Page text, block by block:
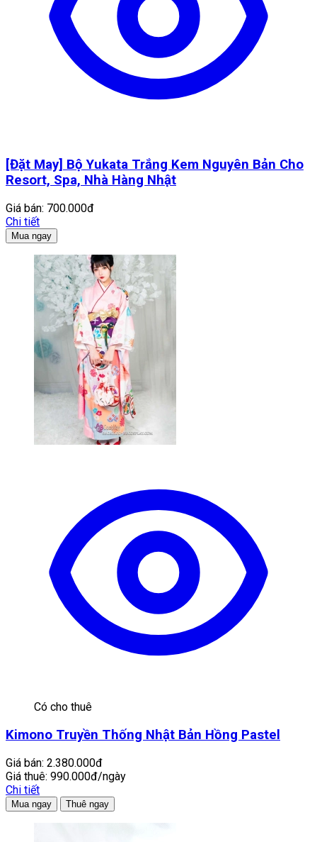
[Đặt May] Bộ Yukata Trắng Kem Nguyên Bản Cho
Resort, Spa, Nhà Hàng Nhật
Giá bán: 700.000đ
Chi tiết
Mua ngay
Có cho thuê
Kimono Truyền Thống Nhật Bản Hồng Pastel
Giá bán: 2.380.000đ
Giá thuê: 990.000đ/ngày
Chi tiết
Mua ngay Thuê ngay